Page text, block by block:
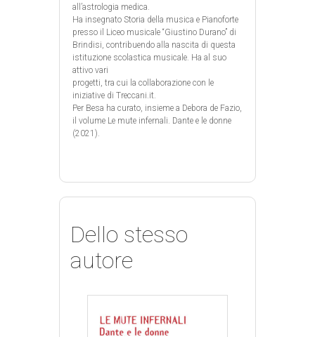
all’astrologia medica.
Ha insegnato Storia della musica e Pianoforte
presso il Liceo musicale “Giustino Durano” di
Brindisi, contribuendo alla nascita di questa
istituzione scolastica musicale. Ha al suo
attivo vari
progetti, tra cui la collaborazione con le
iniziative di Treccani.it.
Per Besa ha curato, insieme a Debora de Fazio,
il volume Le mute infernali. Dante e le donne
(2021).
Dello stesso
autore